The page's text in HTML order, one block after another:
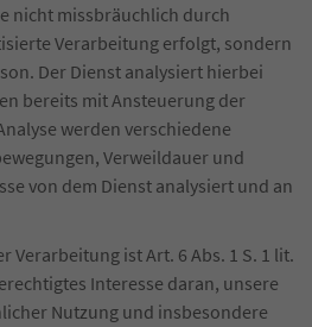
nicht missbräuchlich durch
Verarbeitung erfolgt, sondern
Der Dienst analysiert hierbei
bereits mit Ansteuerung der
werden verschiedene
Verweildauer und
von dem Dienst analysiert und an
Verarbeitung ist Art. 6 Abs. 1 S. 1 lit.
Interesse daran, unsere
Nutzung und insbesondere